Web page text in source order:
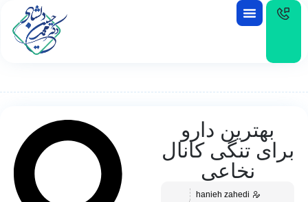
EN
بهترین دارو
برای تنگی کانال
نخاعی
hanieh zahedi